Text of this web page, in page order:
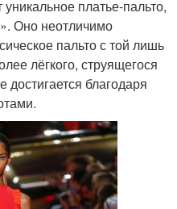
платье-пальто,
Оно неотличимо
пальто с той лишь
лёгкого, струящегося
достигается благодаря